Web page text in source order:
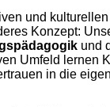
und
Konzept:
und
Umfeld lernen
in die